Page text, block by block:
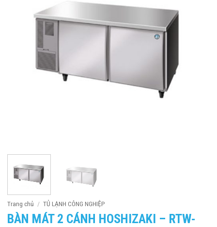
Trang chủ / TỦ LẠNH CÔNG NGHIỆP
BÀN MÁT 2 CÁNH HOSHIZAKI – RTW-